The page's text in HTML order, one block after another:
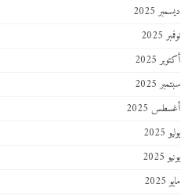
ديسمبر 2025
نوفمبر 2025
أكتوبر 2025
سبتمبر 2025
أغسطس 2025
يوليو 2025
يونيو 2025
مايو 2025